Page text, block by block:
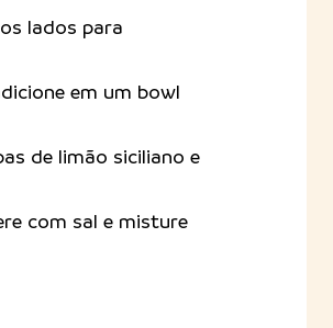
lados para
em um bowl
de limão siciliano e
com sal e misture